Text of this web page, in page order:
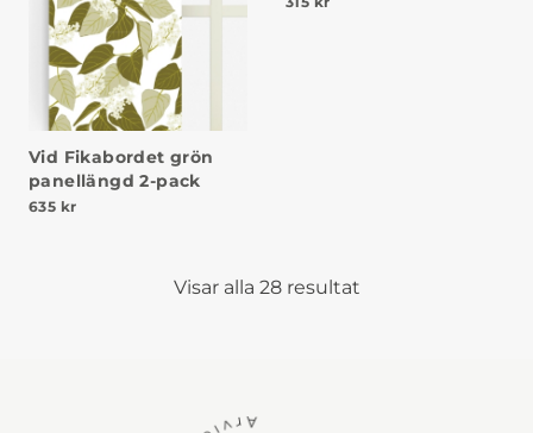
Vid Fikabordet grön
panellängd 2-pack
635 kr
Visar alla 28 resultat